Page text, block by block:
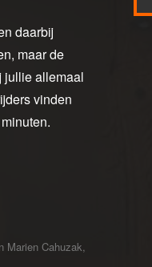
daarbij
maar de
jullie allemaal
vinden
Marien Cahuzak,